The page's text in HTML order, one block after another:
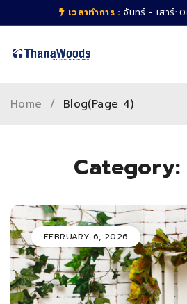
เวลาทำการ : จันทร์ - เสาร์:
Home / Blog(Page 4)
FEBRUARY 6, 2026